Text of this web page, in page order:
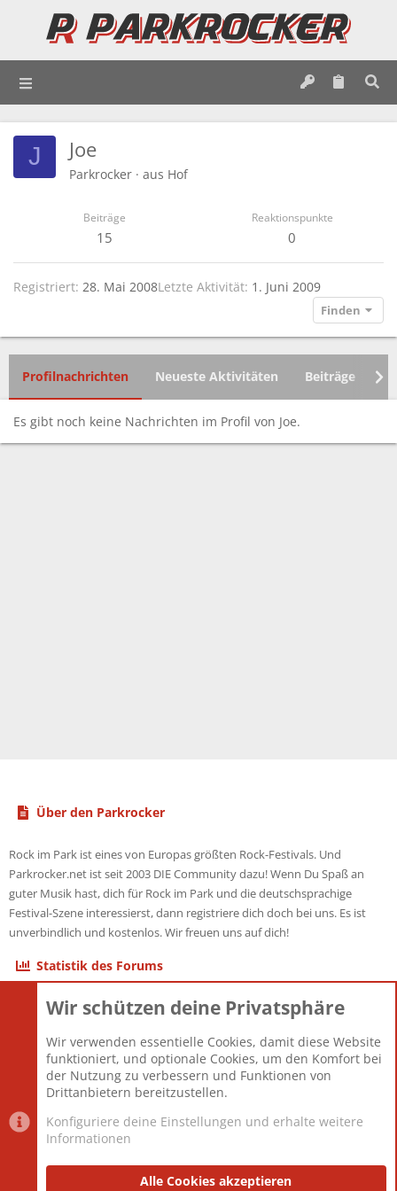
J Joe
Parkrocker · aus Hof
Beiträge
15
Reaktionspunkte
0
Registriert 28. Mai 2008Letzte Aktivität 1. Juni 2009
Finden
Profilnachrichten Neueste Aktivitäten Beiträge
Es gibt noch keine Nachrichten im Profil von Joe.
Über den Parkrocker
Rock im Park ist eines von Europas größten Rock-Festivals. Und
Parkrocker.net ist seit 2003 DIE Community dazu! Wenn Du Spaß an
guter Musik hast, dich für Rock im Park und die deutschsprachige
Festival-Szene interessierst, dann registriere dich doch bei uns. Es ist
unverbindlich und kostenlos. Wir freuen uns auf dich!
Statistik des Forums
Themen
Mitglieder
12.425
Neuestes Mitglied
Toddster85
Datenschutzerklärung Impressum
Wir schützen deine Privatsphäre
Wir verwenden essentielle Cookies, damit diese Website
funktioniert, und optionale Cookies, um den Komfort bei
der Nutzung zu verbessern und Funktionen von
Drittanbietern bereitzustellen.
Konfiguriere deine Einstellungen und erhalte weitere
Informationen
Alle Cookies akzeptieren